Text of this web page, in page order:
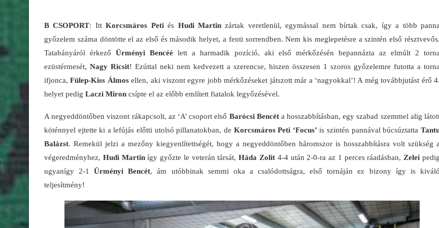
B CSOPORT: IttKorcsmáros Petiés Hudi Martinzártak veretlenül, egymással nem bírtak csak, így a több panna
győzelem száma döntötte el az első és második helyet, a fenti sorrendben. Nem kis meglepetésre a szintén első résztvevős,
Tatabányáról érkező Ürményi Bencéé lett a harmadik pozíció, aki első mérkőzésén bepannázta az elmúlt 2 torna
ezüstérmesét, Nagy Ricsit! Ezúttal neki nem kedvezett a szerencse, hiszen összesen 1 szoros győzelemre futotta a torna
ifjonca,Fülep-Kiss Álmosellen, aki viszont egyre jobb mérkőzéseket játszott már a ‘nagyokkal’! A még továbbjutást érő 4.
helyet pedig Laczi Miron csípte el az előbb említett fiatalok legyőzésével.
A negyeddöntőben viszont rákapcsolt, az ‘A’ csoport első Barócsi Bencéta hosszabbításban, egy szabad szemmel alig
köténnyel ejtette ki a lefújás előtti utolsó pillanatokban, de Korcsmáros Peti ‘Focus’ is szintén pannával búcsúztatta
Balázst. Remekül jelzi a mezőny kiegyenlítettségét, hogy a negyeddöntőben háromszor is hosszabbításra volt szükség a
végeredményhez, Hudi Martinígy győzte le veterán társát,Háda Zolit 4-4 után 2-0-ra az 1 perces ráadásban, Zelei pedig
ugyanígy 2-1Ürményi Bencét, ám utóbbinak semmi oka a csalódottságra, első tornáján ez bizony így is kiváló
teljesítmény!